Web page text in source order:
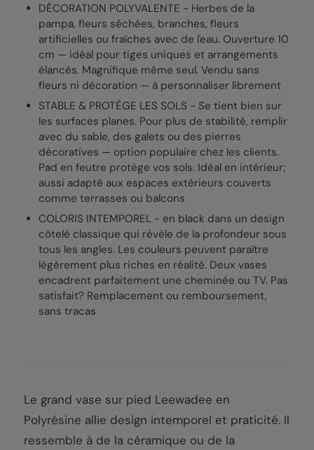
DÉCORATION POLYVALENTE - Herbes de la
pampa, fleurs séchées, branches, fleurs
artificielles ou fraîches avec de l'eau. Ouverture 10
cm — idéal pour tiges uniques et arrangements
élancés. Magnifique même seul. Vendu sans
fleurs ni décoration — à personnaliser librement
STABLE & PROTÈGE LES SOLS - Se tient bien sur
les surfaces planes. Pour plus de stabilité, remplir
avec du sable, des galets ou des pierres
décoratives — option populaire chez les clients.
Pad en feutre protège vos sols. Idéal en intérieur;
aussi adapté aux espaces extérieurs couverts
comme terrasses ou balcons
COLORIS INTEMPOREL - en black dans un design
côtelé classique qui révèle de la profondeur sous
tous les angles. Les couleurs peuvent paraître
légèrement plus riches en réalité. Deux vases
encadrent parfaitement une cheminée ou TV. Pas
satisfait? Remplacement ou remboursement,
sans tracas
Le grand vase sur pied Leewadee en
Polyrésine allie design intemporel et praticité. Il
ressemble à de la céramique ou de la